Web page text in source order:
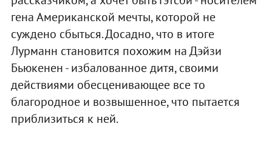
гена Американской мечты, которой не
суждено сбыться. Досадно, что в итоге
Лурманн становится похожим на Дэйзи
Бьюкенен - избалованное дитя, своими
действиями обесценивающее все то
благородное и возвышенное, что пытается
приблизиться к ней.